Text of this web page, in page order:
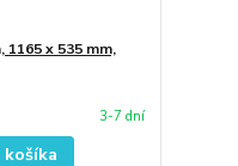
x 535 mm,
3-7 dní